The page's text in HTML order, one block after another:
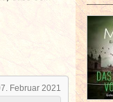
Februar 2021